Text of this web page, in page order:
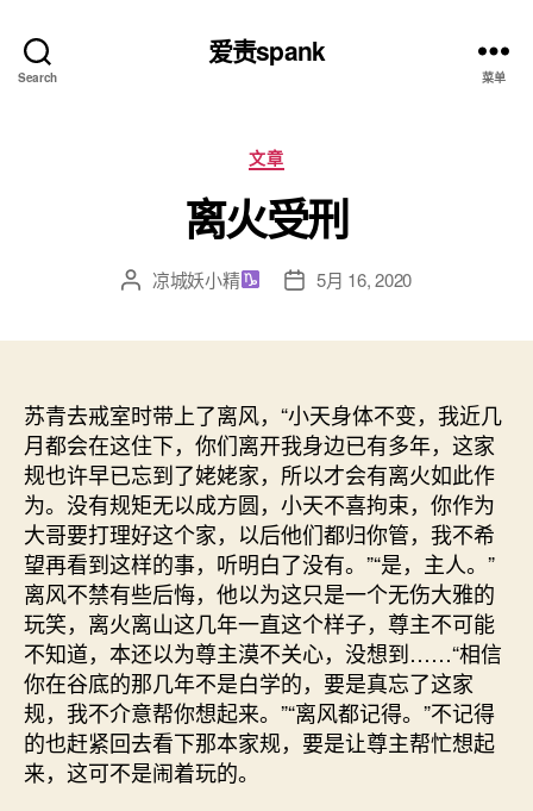
Search
爱责spank
菜单
分
类
文章
离火受刑
文 凉城妖小精
发 5月 16, 2020
苏青去戒室时带上了离风，“小天身体不变，我近几
月都会在这住下，你们离开我身边已有多年，这家
规也许早已忘到了姥姥家，所以才会有离火如此作
为。没有规矩无以成方圆，小天不喜拘束，你作为
大哥要打理好这个家，以后他们都归你管，我不希
望再看到这样的事，听明白了没有。”“是，主人。”
离风不禁有些后悔，他以为这只是一个无伤大雅的
玩笑，离火离山这几年一直这个样子，尊主不可能
不知道，本还以为尊主漠不关心，没想到……“相信
你在谷底的那几年不是白学的，要是真忘了这家
规，我不介意帮你想起来。”“离风都记得。”不记得
的也赶紧回去看下那本家规，要是让尊主帮忙想起
来，这可不是闹着玩的。